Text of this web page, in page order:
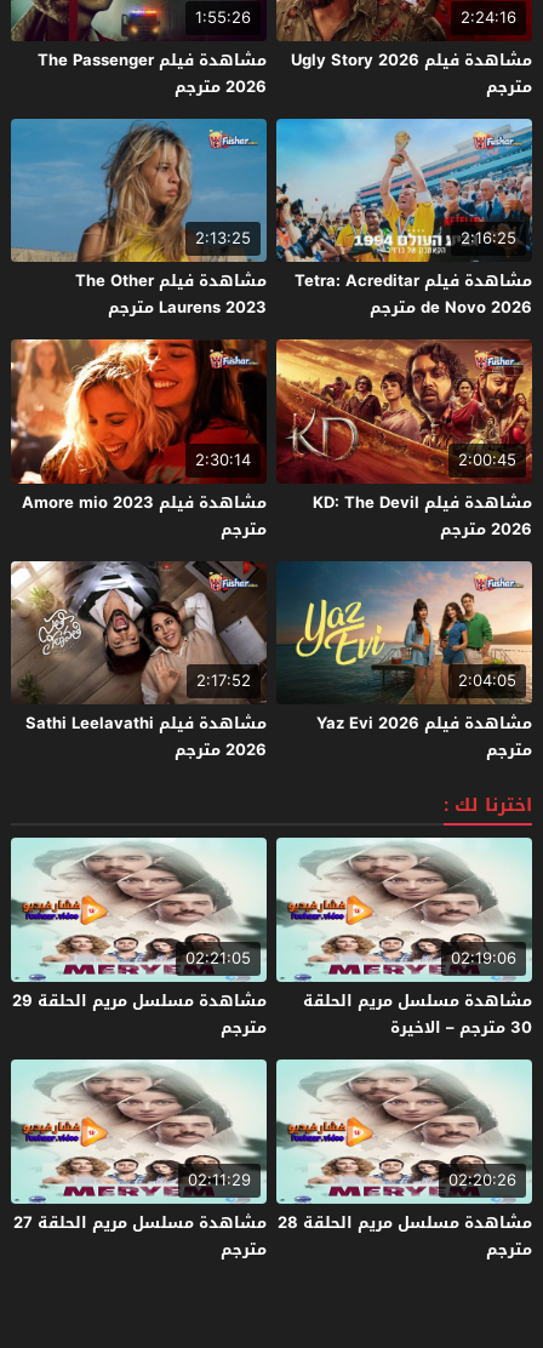
2:24:16
مشاهدة فيلم Ugly Story 2026
مترجم
1:55:26
مشاهدة فيلم The Passenger
2026 مترجم
2:16:25
مشاهدة فيلم Tetra: Acreditar
de Novo 2026 مترجم
2:13:25
مشاهدة فيلم The Other
Laurens 2023 مترجم
2:00:45
مشاهدة فيلم KD: The Devil
2026 مترجم
2:30:14
مشاهدة فيلم Amore mio 2023
مترجم
2:04:05
مشاهدة فيلم Yaz Evi 2026
مترجم
2:17:52
مشاهدة فيلم Sathi Leelavathi
2026 مترجم
اخترنا لك :
02:19:06
مشاهدة مسلسل مريم الحلقة
30 مترجم – الاخيرة
02:21:05
مشاهدة مسلسل مريم الحلقة 29
مترجم
02:20:26
مشاهدة مسلسل مريم الحلقة 28
مترجم
02:11:29
مشاهدة مسلسل مريم الحلقة 27
مترجم